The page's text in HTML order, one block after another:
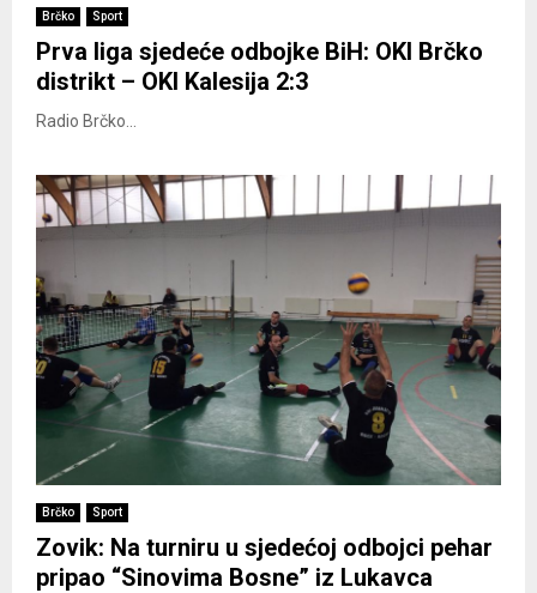
Brčko Sport
Prva liga sjedeće odbojke BiH: OKI Brčko
distrikt – OKI Kalesija 2:3
Radio Brčko...
Brčko Sport
Zovik: Na turniru u sjedećoj odbojci pehar
pripao “Sinovima Bosne” iz Lukavca